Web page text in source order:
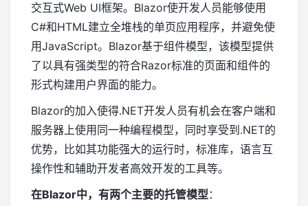
交互式Web UI框架。Blazor使开发人员能够使用
C#和HTML建立全堆栈的单页应用程序，并避免使
用JavaScript。Blazor基于组件模型，该模型提供
了以具有强类型的符合Razor标准的页面和组件的
形式构建用户界面的能力。
Blazor的加入使得.NET开发人员有机会在客户端和
服务器上使用同一种编程模型，同时享受到.NET的
优势，比如其功能强大的运行时，标准库，语言互
操作性和辅助开发者高效开发的工具等。
在Blazor中，有两个主要的托管模型：